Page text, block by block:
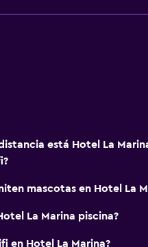
diaria
de primeros auxilios
está Hotel La
mascotas en Hotel La
La Marina piscina?
en Hotel La Marina?